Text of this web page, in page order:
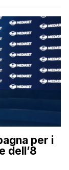
per i
dell’8